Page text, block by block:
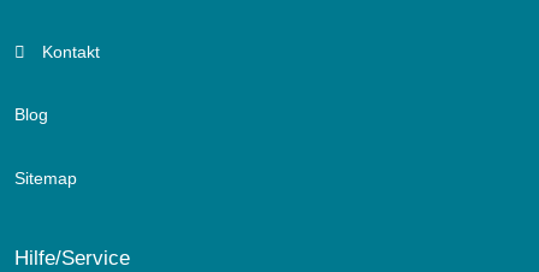
Kontakt
Blog
Sitemap
Hilfe/Service